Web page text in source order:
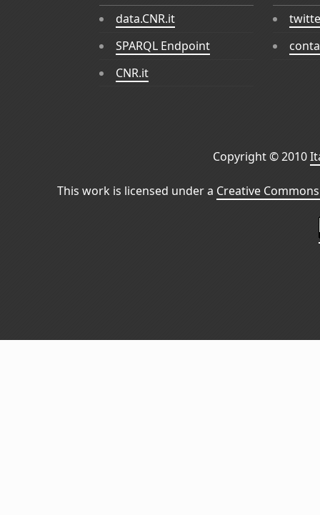
data.CNR.it
SPARQL Endpoint
CNR.it
Copyright © 2010
This work is licensed under a Creative